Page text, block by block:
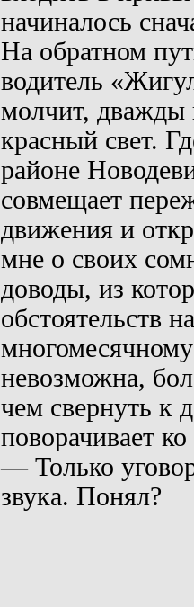
начиналось
На обратном
водитель
молчит, дважды
красный свет.
районе
совмещает
движения и
мне о своих
доводы, из
обстоятельств
невозможна,
чем свернуть к
поворачивает
— Только
звука. По­нял?